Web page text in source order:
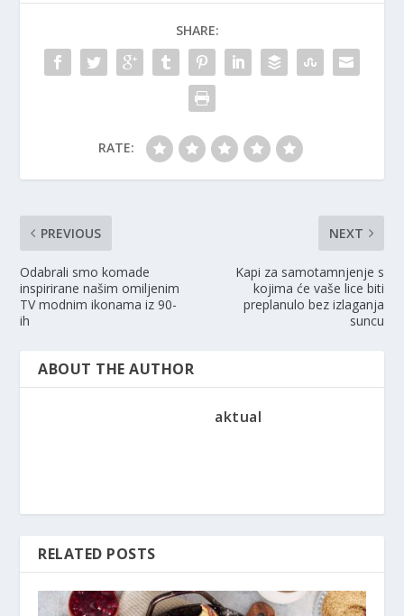
SHARE:
RATE:
PREVIOUS
Odabrali smo komade
inspirirane našim omiljenim
TV modnim ikonama iz 90-
ih
NEXT
Kapi za samotamnjenje s
kojima će vaše lice biti
preplanulo bez izlaganja
suncu
ABOUT THE AUTHOR
aktual
RELATED POSTS